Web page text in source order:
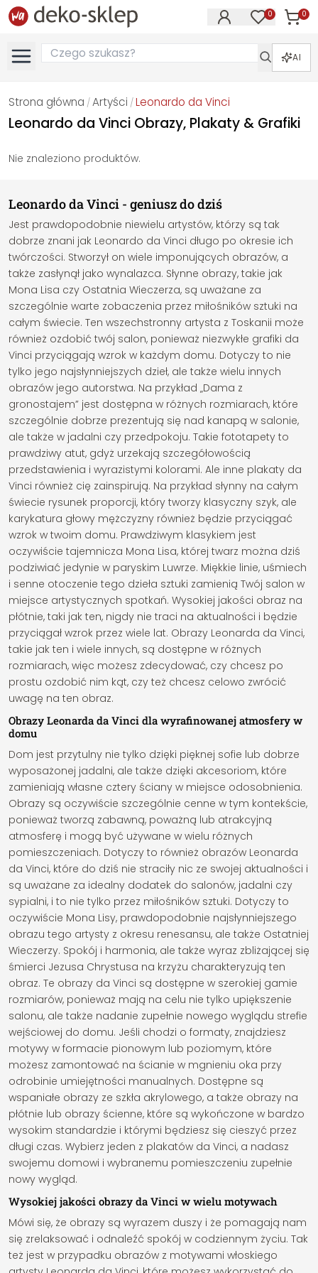
0 0
AI
Strona główna /Artyści /Leonardo da Vinci
Leonardo da Vinci Obrazy, Plakaty & Grafiki
Nie znaleziono produktów.
Leonardo da Vinci - geniusz do dziś
Jest prawdopodobnie niewielu artystów, którzy są tak
dobrze znani jak Leonardo da Vinci długo po okresie ich
twórczości. Stworzył on wiele imponujących obrazów, a
także zasłynął jako wynalazca. Słynne obrazy, takie jak
Mona Lisa czy Ostatnia Wieczerza, są uważane za
szczególnie warte zobaczenia przez miłośników sztuki na
całym świecie. Ten wszechstronny artysta z Toskanii może
również ozdobić twój salon, ponieważ niezwykłe grafiki da
Vinci przyciągają wzrok w każdym domu. Dotyczy to nie
tylko jego najsłynniejszych dzieł, ale także wielu innych
obrazów jego autorstwa. Na przykład „Dama z
gronostajem” jest dostępna w różnych rozmiarach, które
szczególnie dobrze prezentują się nad kanapą w salonie,
ale także w jadalni czy przedpokoju. Takie fototapety to
prawdziwy atut, gdyż urzekają szczegółowością
przedstawienia i wyrazistymi kolorami. Ale inne plakaty da
Vinci również cię zainspirują. Na przykład słynny na całym
świecie rysunek proporcji, który tworzy klasyczny szyk, ale
karykatura głowy mężczyzny również będzie przyciągać
wzrok w twoim domu. Prawdziwym klasykiem jest
oczywiście tajemnicza Mona Lisa, której twarz można dziś
podziwiać jedynie w paryskim Luwrze. Miękkie linie, uśmiech
i senne otoczenie tego dzieła sztuki zamienią Twój salon w
miejsce artystycznych spotkań. Wysokiej jakości obraz na
płótnie, taki jak ten, nigdy nie traci na aktualności i będzie
przyciągał wzrok przez wiele lat. Obrazy Leonarda da Vinci,
takie jak ten i wiele innych, są dostępne w różnych
rozmiarach, więc możesz zdecydować, czy chcesz po
prostu ozdobić nim kąt, czy też chcesz celowo zwrócić
uwagę na ten obraz.
Obrazy Leonarda da Vinci dla wyrafinowanej atmosfery w
domu
Dom jest przytulny nie tylko dzięki pięknej sofie lub dobrze
wyposażonej jadalni, ale także dzięki akcesoriom, które
zamieniają własne cztery ściany w miejsce odosobnienia.
Obrazy są oczywiście szczególnie cenne w tym kontekście,
ponieważ tworzą zabawną, poważną lub atrakcyjną
atmosferę i mogą być używane w wielu różnych
pomieszczeniach. Dotyczy to również obrazów Leonarda
da Vinci, które do dziś nie straciły nic ze swojej aktualności i
są uważane za idealny dodatek do salonów, jadalni czy
sypialni, i to nie tylko przez miłośników sztuki. Dotyczy to
oczywiście Mona Lisy, prawdopodobnie najsłynniejszego
obrazu tego artysty z okresu renesansu, ale także Ostatniej
Wieczerzy. Spokój i harmonia, ale także wyraz zbliżającej się
śmierci Jezusa Chrystusa na krzyżu charakteryzują ten
obraz. Te obrazy da Vinci są dostępne w szerokiej gamie
rozmiarów, ponieważ mają na celu nie tylko upiększenie
salonu, ale także nadanie zupełnie nowego wyglądu strefie
wejściowej do domu. Jeśli chodzi o formaty, znajdziesz
motywy w formacie pionowym lub poziomym, które
możesz zamontować na ścianie w mgnieniu oka przy
odrobinie umiejętności manualnych. Dostępne są
wspaniałe obrazy ze szkła akrylowego, a także obrazy na
płótnie lub obrazy ścienne, które są wykończone w bardzo
wysokim standardzie i którymi będziesz się cieszyć przez
długi czas. Wybierz jeden z plakatów da Vinci, a nadasz
swojemu domowi i wybranemu pomieszczeniu zupełnie
nowy wygląd.
Wysokiej jakości obrazy da Vinci w wielu motywach
Mówi się, że obrazy są wyrazem duszy i że pomagają nam
się zrelaksować i odnaleźć spokój w codziennym życiu. Tak
też jest w przypadku obrazów z motywami włoskiego